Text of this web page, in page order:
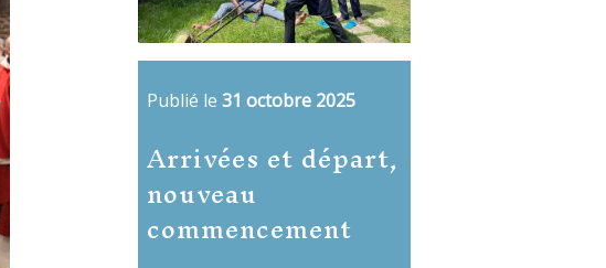
Publié le 31 octobre 2025
Arrivées et départ,
nouveau
commencement